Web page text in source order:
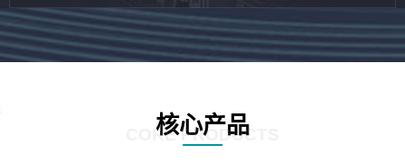
核心产品
CORE PRODUCTS